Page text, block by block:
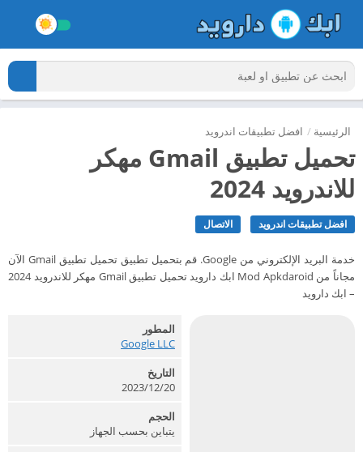
الرئيسية / افضل تطبيقات اندرويد
تحميل تطبيق Gmail مهكر
للاندرويد 2024
افضل تطبيقات اندرويد الاتصال
‏خدمة البريد الإلكتروني من Google. قم بتحميل تطبيق تحميل تطبيق Gmail الآن
مجاناً من Mod Apkdaroid ابك دارويد تحميل تطبيق Gmail مهكر للاندرويد 2024
– ابك دارويد
المطور
Google LLC‏
التاريخ
2023/12/20
الحجم
يتباين بحسب الجهاز